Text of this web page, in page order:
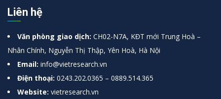
Liên hệ
Văn phòng giao dịch: CH02-N7A, KĐT mới Trung Hoà –
Nhân Chính, Nguyễn Thị Thập, Yên Hoà, Hà Nội
Email: info@vietresearch.vn
Điện thoại: 0243.202.0365 – 0889.514.365
Website: vietresearch.vn